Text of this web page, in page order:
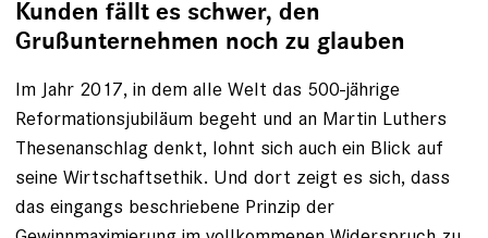
Kunden fällt es schwer, den
Grußunternehmen noch zu glauben
Im Jahr 2017, in dem alle Welt das 500-jährige
Reformationsjubiläum begeht und an Martin Luthers
Thesenanschlag denkt, lohnt sich auch ein Blick auf
seine Wirtschaftsethik. Und dort zeigt es sich, dass
das eingangs beschriebene Prinzip der